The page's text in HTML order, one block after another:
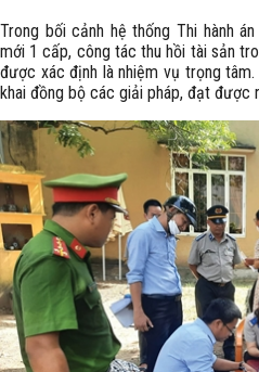
Trong bối cảnh hệ thống Thi hành
mới 1 cấp, công tác thu hồi tài sản
được xác định là nhiệm vụ trọng
khai đồng bộ các giải pháp, đạt được